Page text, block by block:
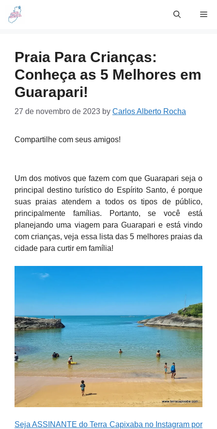
Skip
Praia Para Crianças:
Conheça as 5 Melhores em
Guarapari!
27 de novembro de 2023 by Carlos Alberto Rocha
Compartilhe com seus amigos!
Um dos motivos que fazem com que Guarapari seja o
principal destino turístico do Espírito Santo, é porque
suas praias atendem a todos os tipos de público,
principalmente famílias. Portanto, se você está
planejando uma viagem para Guarapari e está vindo
com crianças, veja essa lista das 5 melhores praias da
cidade para curtir em família!
Seja ASSINANTE do Terra Capixaba no Instagram por